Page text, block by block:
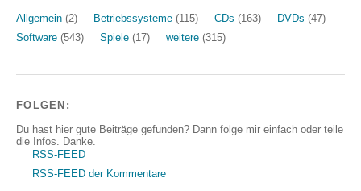
Allgemein (2) Betriebssysteme (115) CDs (163) DVDs (47)
Software (543) Spiele (17) weitere (315)
FOLGEN:
Du hast hier gute Beiträge gefunden? Dann folge mir einfach oder teile
die Infos. Danke.
RSS-FEED
RSS-FEED der Kommentare